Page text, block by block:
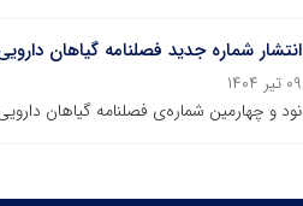
انتشار شماره جدید فصلنامه گیاهان دارویی
۰۹ تیر ۱۴۰۴
نود و چهارمین شماره‌ی فصلنامه گیاهان